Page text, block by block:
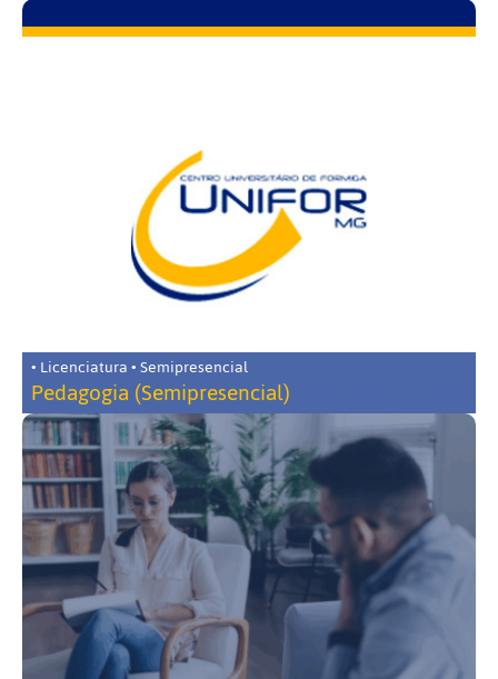
• Licenciatura • Semipresencial
Pedagogia (Semipresencial)